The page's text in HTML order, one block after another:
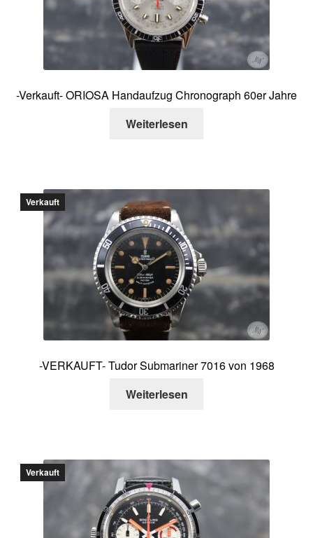
-Verkauft- ORIOSA Handaufzug Chronograph 60er Jahre
Weiterlesen
Verkauft
-VERKAUFT- Tudor Submariner 7016 von 1968
Weiterlesen
Verkauft